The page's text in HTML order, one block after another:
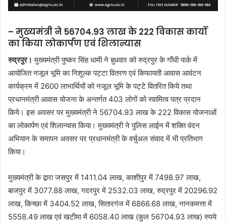
– मुख्यमंत्री ने 56704.93 लाख के 222 विकास कार्यो
का किया लोकार्पण एवं शिलान्यास
रुद्रपुर। मुख्यमंत्री पुष्कर सिंह धामी ने बुधवार को रुद्रपुर के गाँधी पार्क में
आयोजित नजूल भूमि का निशुल्क पट्टा वितरण एवं किफायती आवास आवंटन
कार्यक्रम में 2600 लाभार्थियों को नजूल भूमि के पट्टे वितरित किये तथा
प्रधानमंत्री आवास योजना के अन्तर्गत 403 लोगों को स्वामित्व पत्र प्रदान
किये। इस अवसर पर मुख्यमंत्री ने 56704.93 लाख के 222 विकास योजनाओं
का लोकार्पण एवं शिलान्यास किया। मुख्यमंत्री ने पुलिस लाईन में शक्ति वंदन
अभियान के समापन अवसर पर प्रधानमंत्री के वर्चुअल संवाद में भी प्रतिभाग
किया।
मुख्यमंत्री के द्वारा जसपुर में 1411.04 लाख, काशीपुर में 7498.97 लाख,
बाजपुर में 3077.88 लाख, गदरपुर में 2532.03 लाख, रुद्रपुर में 20296.92
लाख, किच्छा में 3404.52 लाख, सितारगंज में 6866.68 लाख, नानकमत्ता में
5558.49 लाख एवं खटीमा में 6058.40 लाख (कुल 56704.93 लाख) रुपये